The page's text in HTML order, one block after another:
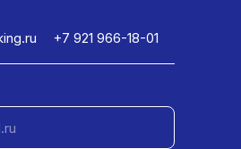
+7 921 966-18-01